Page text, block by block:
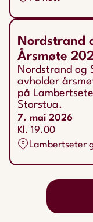
Nordstrand
Årsmøte
Nordstrand og
avholder
på
Storstua.
7. mai 2026
Kl. 19.00
Lambertseter